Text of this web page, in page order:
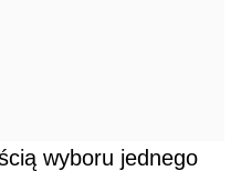
wyboru jednego